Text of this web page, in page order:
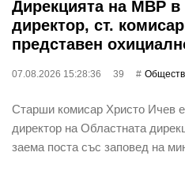
Дирекцията на МВР в
директор, ст.
представен
07.08.2026 15:28:36 39
Старши комисар Христо Ичев
директор на Областната
заема поста със заповед на